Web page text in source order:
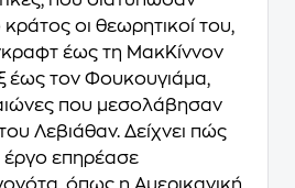
οι θεωρητικοί του,
έως τη ΜακKίννον
έως τον Φουκουγιάμα,
που μεσολάβησαν
Λεβιάθαν. Δείχνει πώς
έργο επηρέασε